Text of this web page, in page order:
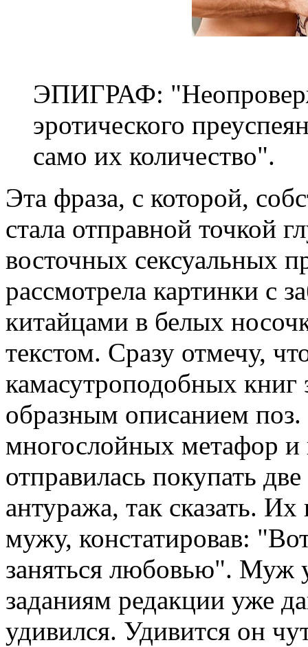
ЭПИГРАФ:
эротического
само их количество".
Эта фраза, с которой,
стала отправной точкой
восточных сексуальных
рассмотрела картинки с
китайцами в белых
текстом. Сразу отмечу,
камасутроподобных книг
образным описанием
многослойных метафор и
отправилась покупать
антуража, так сказать.
мужу, констатировав:
заняться любовью". Муж
заданиям редакции уже
удивился. Удивится он